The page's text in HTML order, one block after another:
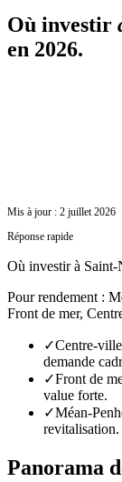
Où investir
en 2026.
Mis à jour : 2 juillet 2026
Réponse rapide
Où investir à Saint-
Pour rendement :
Front de mer,
✓Centre-
demande
✓Front de
value forte.
✓Méan-
revitalisation.
Panorama